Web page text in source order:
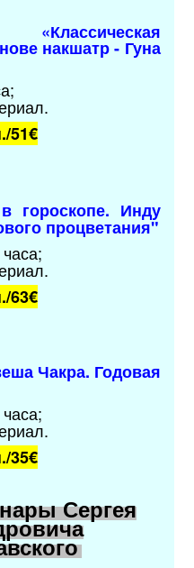
накшатр - Гуна
.
51€
гороскопе. Инду
процветания"
.
63€
Чакра. Годовая
.
35€
Сергея